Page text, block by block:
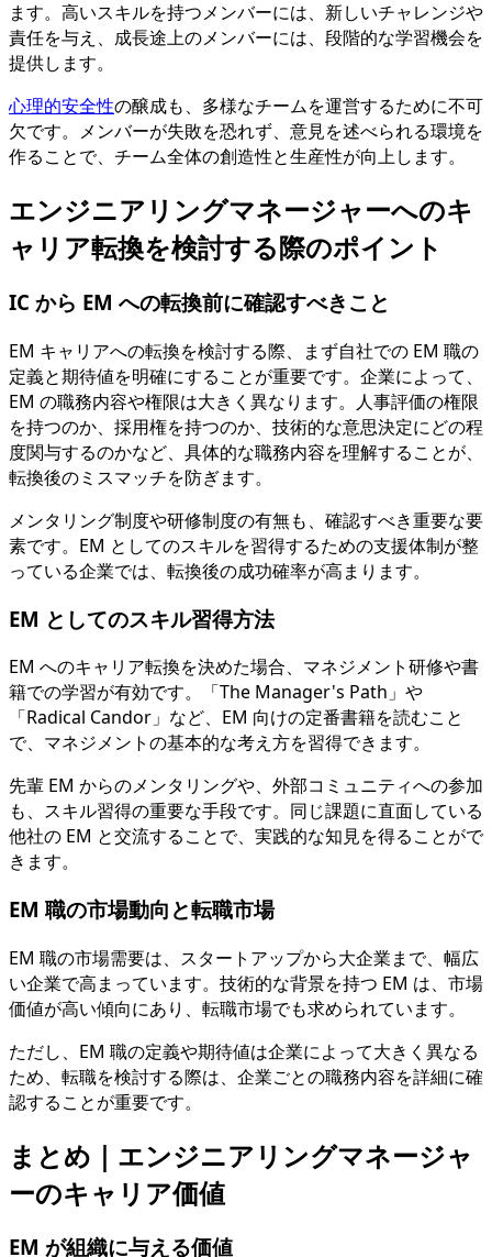
ます。高いスキルを持つメンバーには、新しいチャレンジや
責任を与え、成長途上のメンバーには、段階的な学習機会を
提供します。
心理的安全性の醸成も、多様なチームを運営するために不可
欠です。メンバーが失敗を恐れず、意見を述べられる環境を
作ることで、チーム全体の創造性と生産性が向上します。
エンジニアリングマネージャーへのキ
ャリア転換を検討する際のポイント
IC から EM への転換前に確認すべきこと
EM キャリアへの転換を検討する際、まず自社での EM 職の
定義と期待値を明確にすることが重要です。企業によって、
EM の職務内容や権限は大きく異なります。人事評価の権限
を持つのか、採用権を持つのか、技術的な意思決定にどの程
度関与するのかなど、具体的な職務内容を理解することが、
転換後のミスマッチを防ぎます。
メンタリング制度や研修制度の有無も、確認すべき重要な要
素です。EM としてのスキルを習得するための支援体制が整
っている企業では、転換後の成功確率が高まります。
EM としてのスキル習得方法
EM へのキャリア転換を決めた場合、マネジメント研修や書
籍での学習が有効です。「The Manager's Path」や
「Radical Candor」など、EM 向けの定番書籍を読むこと
で、マネジメントの基本的な考え方を習得できます。
先輩 EM からのメンタリングや、外部コミュニティへの参加
も、スキル習得の重要な手段です。同じ課題に直面している
他社の EM と交流することで、実践的な知見を得ることがで
きます。
EM 職の市場動向と転職市場
EM 職の市場需要は、スタートアップから大企業まで、幅広
い企業で高まっています。技術的な背景を持つ EM は、市場
価値が高い傾向にあり、転職市場でも求められています。
ただし、EM 職の定義や期待値は企業によって大きく異なる
ため、転職を検討する際は、企業ごとの職務内容を詳細に確
認することが重要です。
まとめ｜エンジニアリングマネージャ
ーのキャリア価値
EM が組織に与える価値